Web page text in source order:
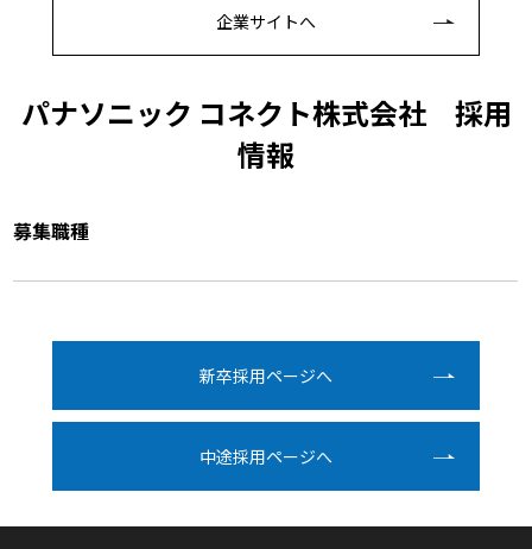
企業サイトへ
パナソニック コネクト株式会社 採⽤
情報
募集職種
新卒採⽤ページへ
中途採⽤ページへ